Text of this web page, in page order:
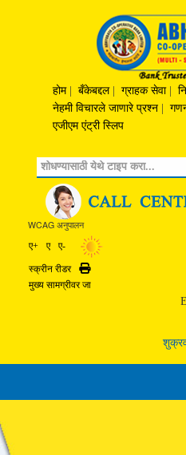
होम बँकेबद्दल ग्राहक सेवा
नेहमी विचारले जाणारे प्रश्‍न
एजीएम एंट्री स्लिप
Search
WCAG अनुपालन
ए+ ए ए-
स्क्रीन रीडर
Print
मुख्य सामग्रीवर जा